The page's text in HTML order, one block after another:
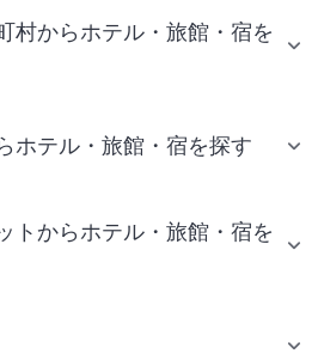
村からホテル・旅館・宿を
ホテル・旅館・宿を探す
トからホテル・旅館・宿を